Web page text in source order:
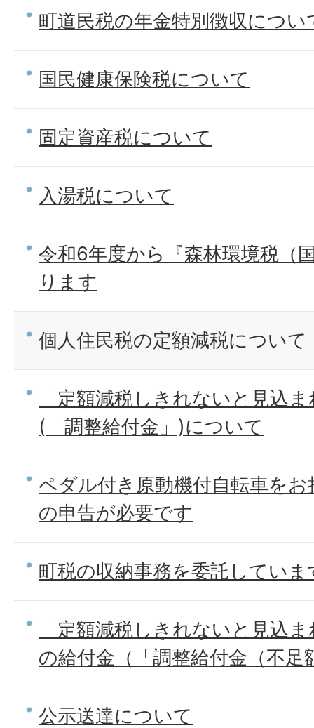
町道民税の年金特別徴収につい
国民健康保険税について
固定資産税について
入湯税について
令和6年度から『森林環境税（
ります
個人住民税の定額減税について
「定額減税しきれないと見込
(「調整給付金」)について
ペダル付き原動機付自転車を
の申告が必要です
町税の収納事務を委託していま
「定額減税しきれないと見込
の給付金（「調整給付金（不
公示送達について